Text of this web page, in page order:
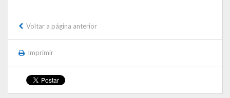
Voltar a página anterior
Imprimir